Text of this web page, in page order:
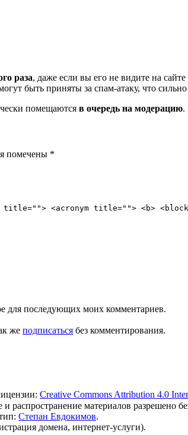
раза, даже если вы его не видите на
быть приняты за спам-атаку, что
помещаются в очередь на модерацию.
помечены *
<acronym title=""> <b>
для последующих моих комментариев.
же подписаться без комментирования.
Creative Commons Attribution 4.0
распространение материалов разрешено
Степан Евдокимов.
домена, интернет-услуги).